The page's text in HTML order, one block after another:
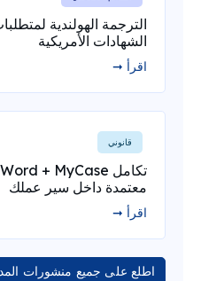
الترجمة الهولندية
الشهادات الأمريكية
اقرأ ➞
قانوني
معتمدة داخل سير عملك
اقرأ ➞
اطلع على جميع منشورات